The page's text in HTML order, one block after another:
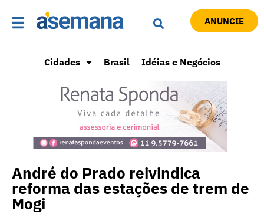
ANUNCIE
Cidades Brasil Idéias e Negócios
André do Prado reivindica
reforma das estações de trem de
Mogi